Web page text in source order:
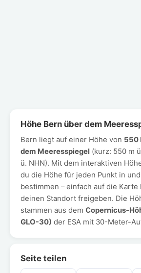
Höhe Bern über dem
Bern liegt auf einer Höhe von 550
dem Meeresspiegel (kurz: 550 m
ü. NHN). Mit dem interaktiven
du die Höhe für jeden Punkt in
bestimmen – einfach auf die
deinen Standort freigeben. Die
stammen aus dem Copernicus-
GLO-30) der ESA mit 30-Meter-
Seite teilen